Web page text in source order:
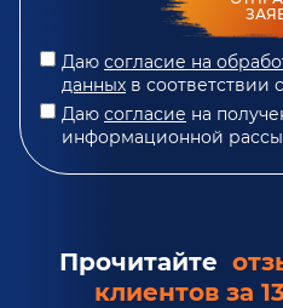
Даю согласие на
данных в соответствии с
Даю согласие на
информационной
Прочитайте
клиентов за